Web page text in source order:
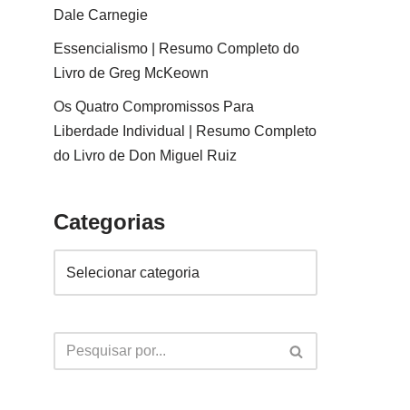
Dale Carnegie
Essencialismo | Resumo Completo do
Livro de Greg McKeown
Os Quatro Compromissos Para
Liberdade Individual | Resumo Completo
do Livro de Don Miguel Ruiz
Categorias